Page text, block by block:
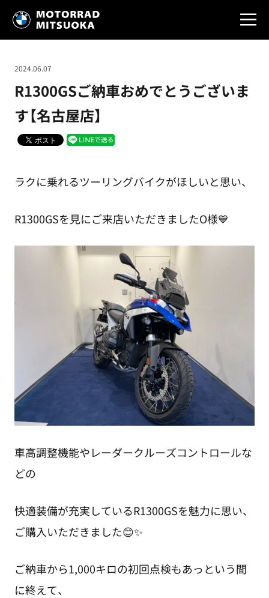
R1300GSご納車おめでとうございま
す【名古屋店】
2024.06.07
ラクに乗れるツーリングバイクがほしいと思い、
R1300GSを見にご来店いただきましたO様💙
車高調整機能やレーダークルーズコントロールな
どの
快適装備が充実しているR1300GSを魅力に思い、
ご購入いただきました😊✨
ご納車から1,000キロの初回点検もあっという間
に終えて、